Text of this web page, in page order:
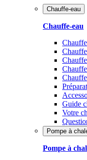
Chauffe-eau
Chauffe-eau
Guide
Votre
Pompe à
Pompe à